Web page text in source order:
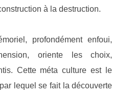
à la destruction.
profondément enfoui,
oriente les choix,
Cette méta culture est le
lequel se fait la découverte